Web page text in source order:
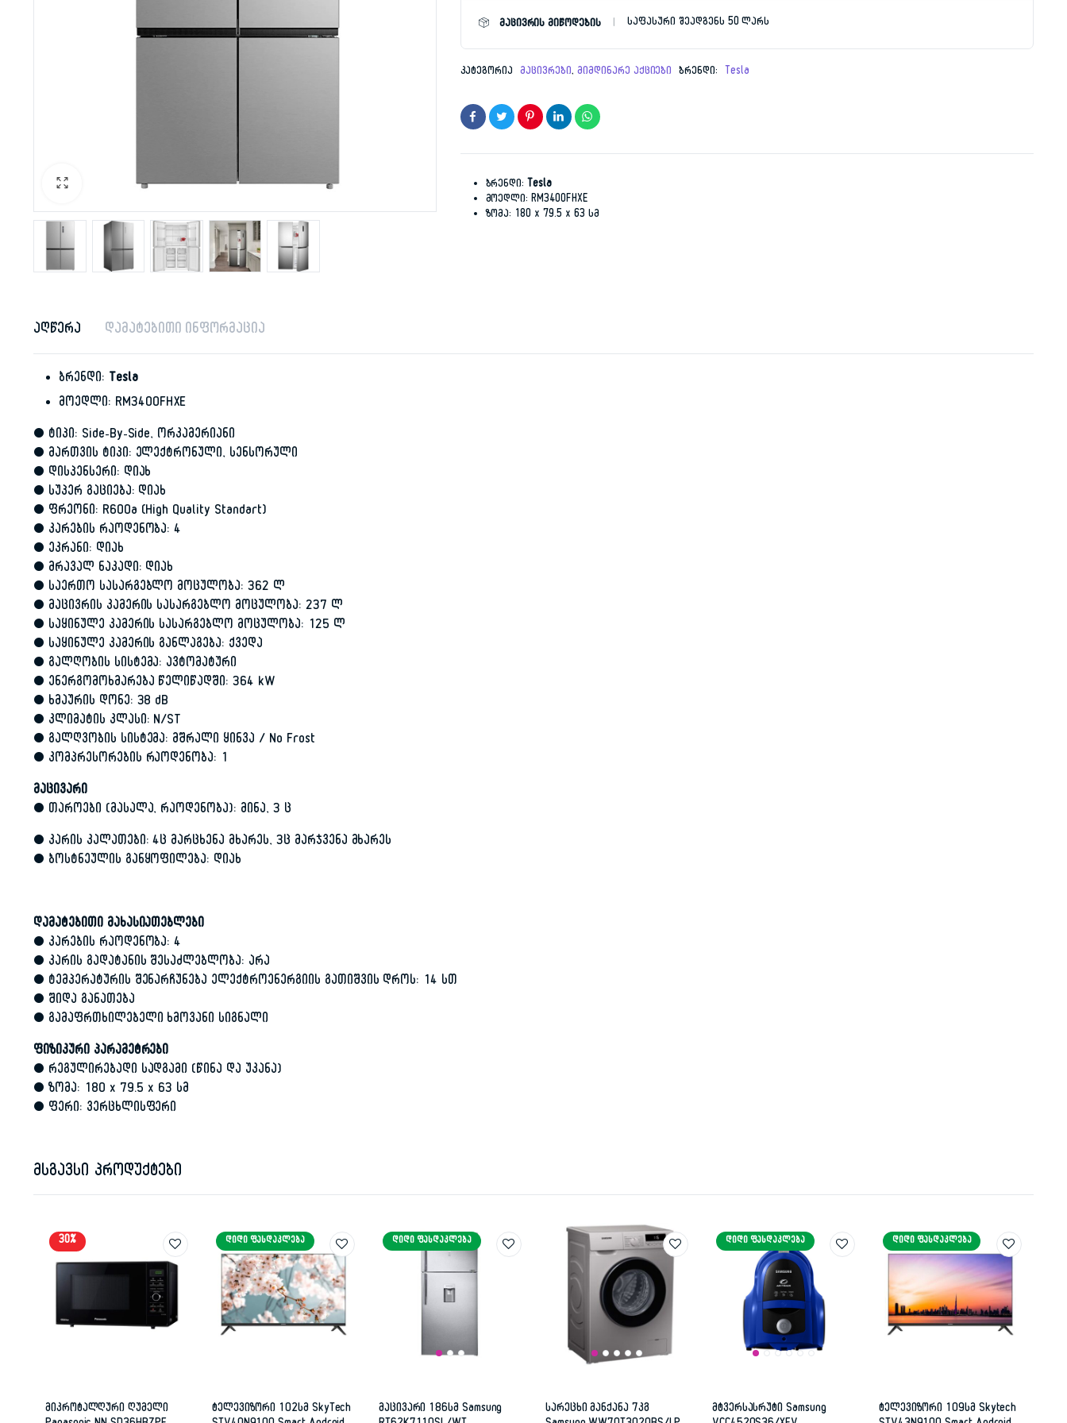
2,899.00 ₾.
1,499.00 ₾.
მაცივრის მიწოდების საფასური შეადგენს 50 ლარს
კატეგორია მაცივრები, მიმდინარე აქციები ბრენდი: Tesla
ბრენდი: Tesla
მოედლი: RM3400FHXE
ზომა: 180 x 79.5 x 63 სმ
აღწერა დამატებითი ინფორმაცია
ბრენდი: Tesla
მოედლი: RM3400FHXE
• ტიპი: Side-By-Side, ორკამერიანი
• მართვის ტიპი: ელექტრონული, სენსორული
• დისპენსერი: დიახ
• სუპერ გაციება: დიახ
• ფრეონი: R600a (High Quality Standart)
• კარების რაოდენობა: 4
• ეკრანი: დიახ
• მრავალ ნაკადი: დიახ
• საერთო სასარგებლო მოცულობა: 362 ლ
• მაცივრის კამერის სასარგებლო მოცულობა: 237 ლ
• საყინულე კამერის სასარგებლო მოცულობა: 125 ლ
• საყინულე კამერის განლაგება: ქვედა
• გალღობის სისტემა: ავტომატური
• ენერგომოხმარება წელიწადში: 364 kW
• ხმაურის დონე: 38 dB
• კლიმატის კლასი: N/ST
• გალღვობის სისტემა: მშრალი ყინვა / No Frost
• კომპრესორების რაოდენობა: 1
მაცივარი
• თაროები (მასალა, რაოდენობა): მინა, 3 ც
• კარის კალათები: 4ც მარცხენა მხარეს, 3ც მარჯვენა მხარეს
• ბოსტნეულის განყოფილება: დიახ
დამატებითი მახასიათებლები
• კარების რაოდენობა: 4
• კარის გადატანის შესაძლებლობა: არა
• ტემპერატურის შენარჩუნება ელექტროენერგიის გათიშვის დროს: 14 სთ
• შიდა განათება
• გამაფრთხილებელი ხმოვანი სიგნალი
ფიზიკური პარამეტრები
• რეგულირებადი სადგამი (წინა და უკანა)
• ზომა: 180 x 79.5 x 63 სმ
• ფერი: ვერცხლისფერი
მსგავსი პროდუქტები
30%
მიკროტალღური ღუმელი
ᲓᲘᲓᲘ ᲤᲐᲡᲓᲐᲙᲚᲔᲑᲐ
ტელევიზორი 102სმ SkyTech
ᲓᲘᲓᲘ ᲤᲐᲡᲓᲐᲙᲚᲔᲑᲐ
მაცივარი 186სმ Samsung
სარეცხი მანქანა 7კგ
ᲓᲘᲓᲘ ᲤᲐᲡᲓᲐᲙᲚᲔᲑᲐ
მტვერსასრუტი Samsung
ᲓᲘᲓᲘ ᲤᲐᲡᲓᲐᲙᲚᲔᲑᲐ
ტელევიზორი 109სმ Skytech